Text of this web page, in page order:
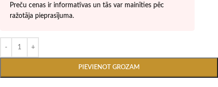
Preču cenas ir informatīvas un tās var mainīties pēc
ražotāja pieprasījuma.
PIEVIENOT GROZAM